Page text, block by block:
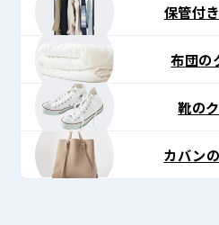
ト〉
保管付
布団の
靴の
カバン